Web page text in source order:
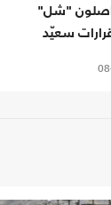
"شل"
سعيّد